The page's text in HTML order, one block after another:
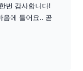
번 감사합니다!
음에 들어요.. 곧